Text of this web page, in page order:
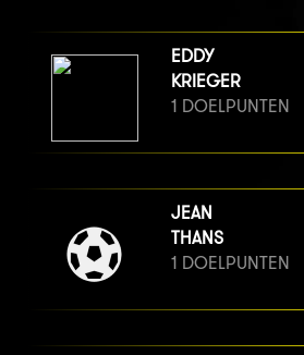
EDDY
KRIEGER
1 DOELPUNTEN
JEAN
THANS
1 DOELPUNTEN